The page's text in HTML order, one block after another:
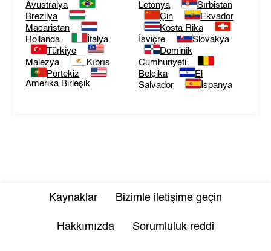
Avustralya
Brezilya
Macaristan
Hollanda
İtalya
Türkiye
Malezya
Kıbrıs
Portekiz
Amerika Birleşik
Letonya
Sırbistan
Çin
Ekvador
Kosta Rika
İsviçre
Slovakya
Dominik
Cumhuriyeti
Belçika
El
Salvador
İspanya
Kaynaklar Bizimle iletişime geçin
Hakkımızda Sorumluluk reddi